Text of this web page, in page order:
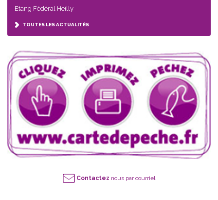
Etang Fédéral Heilly
TOUTES LES ACTUALITÉS
Contactez nous par courriel